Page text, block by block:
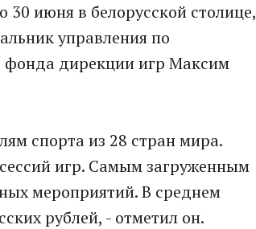
июня в белорусской столице,
управления по
фонда дирекции игр Максим
спорта из 28 стран мира.
игр. Самым загруженным
мероприятий. В среднем
рублей, - отметил он.